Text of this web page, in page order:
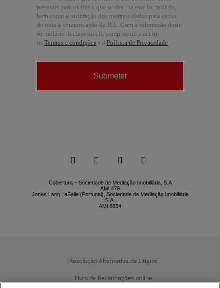
pessoais para os fins a que se destina este formulário,
bem como a utilização dos mesmos dados para envio
de toda a comunicação da JLL. Com a submissão deste
formulário declaro que li, compreendi e aceito
os Termos e condições e a Política de Privacidade
Submeter
Cobertura – Sociedade de Mediação Imobiliária, S.A
AMI 479
Jones Lang LaSalle (Portugal), Sociedade de Mediação Imobiliária
S.A.
AMI 8654
   
Resolução Alternativa de Litígios
Livro de Reclamações online